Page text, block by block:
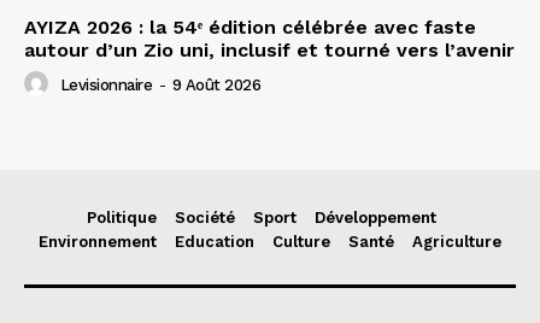
AYIZA 2026 : la 54ᵉ édition célébrée avec faste
autour d’un Zio uni, inclusif et tourné vers l’avenir
Levisionnaire - 9 Août 2026
Politique Société Sport
Développement
Environnement
Education Culture Santé Agriculture